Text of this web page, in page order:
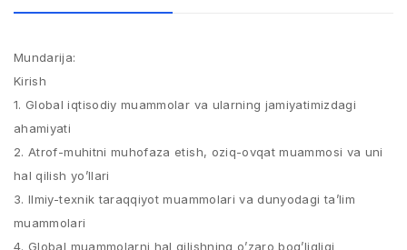
Mundarija:
Kirish
1. Global iqtisodiy muammolar va ularning jamiyatimizdagi
ahamiyati
2. Atrof-muhitni muhofaza etish, oziq-ovqat muammosi va uni
hal qilish yo’llari
3. Ilmiy-texnik taraqqiyot muammolari va dunyodagi ta’lim
muammolari
4. Global muammolarni hal qilishning o’zaro bog’liqligi